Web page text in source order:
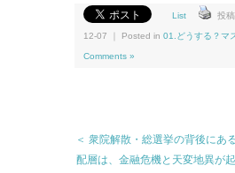
List 投
12-07 ｜ Posted in 01.どうする？マ
Comments »
＜ 衆院解散・総選挙の背後にあ
配層は、金融危機と天変地異が